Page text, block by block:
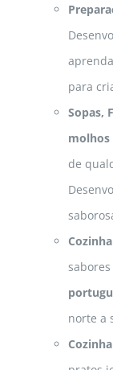
para
Sopas,
molhos
de
norte a